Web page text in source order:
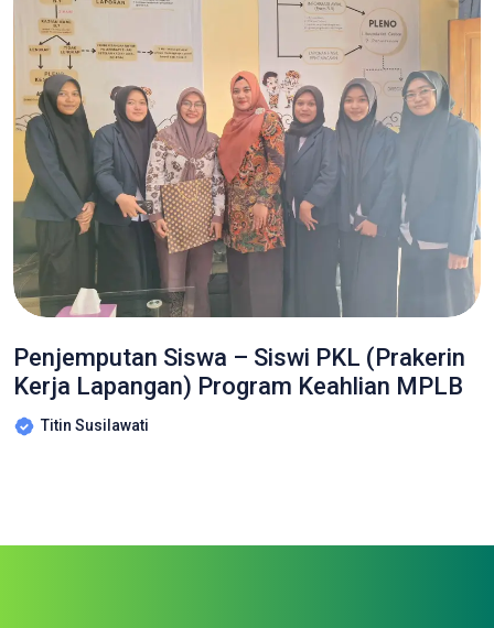
Penjemputan Siswa – Siswi PKL (Prakerin
Kerja Lapangan) Program Keahlian MPLB
Titin Susilawati